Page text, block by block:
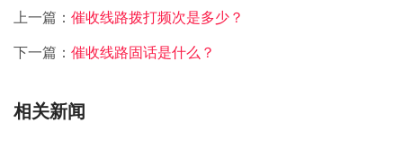
上一篇： 催收线路拨打频次是多少？
下一篇： 催收线路固话是什么？
相关新闻